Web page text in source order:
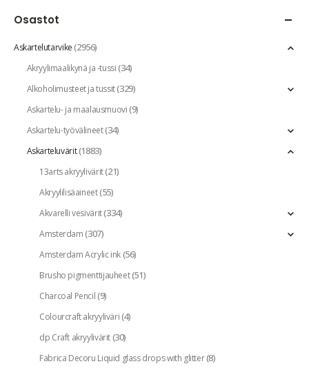
Osastot
Askartelutarvike(2956)
Akryylimaalikynä ja -tussi(34)
Alkoholimusteet ja tussit(329)
Askartelu- ja maalausmuovi(9)
Askartelu-työvälineet(34)
Askarteluvärit(1883)
13arts akryylivärit(21)
Akryylilisäaineet(55)
Akvarelli vesivärit(334)
Amsterdam(307)
Amsterdam Acrylic ink(56)
Brusho pigmenttijauheet(51)
Charcoal Pencil(9)
Colourcraft akryyliväri(4)
dp Craft akryylivärit(30)
Fabrica Decoru Liquid glass drops with glitter(8)